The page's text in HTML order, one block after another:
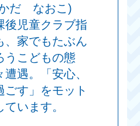
だ なおこ)
後児童クラブ指
、家でもたぶん
うこどもの態
遇。「安心、
す」をモット
います。